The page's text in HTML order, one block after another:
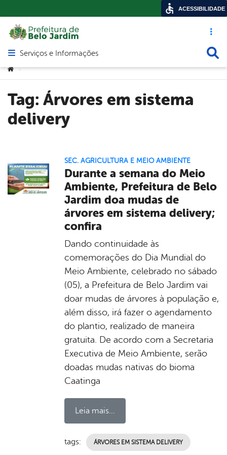
Acesso
Abrir menu principal de navegação
Serviços e Informações
Você está aqui:
>
Tag: Árvores em sistema
delivery
SEC. AGRICULTURA E MEIO AMBIENTE
Durante a semana do Meio
Ambiente, Prefeitura de Belo
Jardim doa mudas de
árvores em sistema delivery;
confira
Dando continuidade às
comemorações do Dia Mundial do
Meio Ambiente, celebrado no sábado
(05), a Prefeitura de Belo Jardim vai
doar mudas de árvores à população e,
além disso, irá fazer o agendamento
do plantio, realizado de maneira
gratuita. De acordo com a Secretaria
Executiva de Meio Ambiente, serão
doadas mudas nativas do bioma
Caatinga
Leia mais...
tags: ÁRVORES EM SISTEMA DELIVERY
ACESSIBILIDADE